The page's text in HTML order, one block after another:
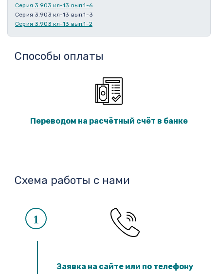
Серия 3.903 кл-13 вып.1-6
Серия 3.903 кл-13 вып.1-3
Серия 3.903 кл-13 вып.1-2
Способы оплаты
Переводом на расчётный счёт в банке
Схема работы с нами
1
Заявка на сайте или по телефону